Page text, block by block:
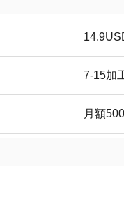
7-15加
月額